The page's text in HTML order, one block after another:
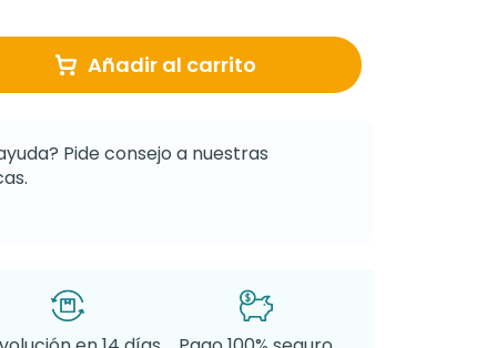
Añadir al carrito
Pide consejo a nuestras